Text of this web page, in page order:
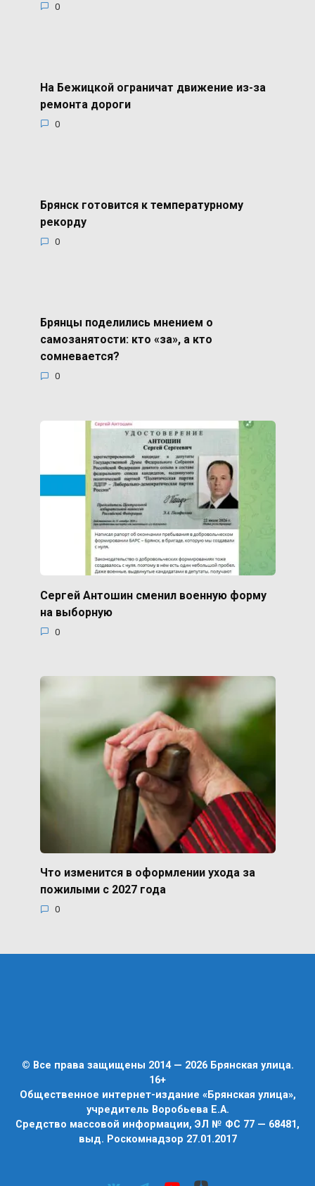
0
На Бежицкой ограничат движение из-за
ремонта дороги
0
Брянск готовится к температурному
рекорду
0
Брянцы поделились мнением о
самозанятости: кто «за», а кто
сомневается?
0
Сергей Антошин сменил военную форму
на выборную
0
Что изменится в оформлении ухода за
пожилыми с 2027 года
0
© Все права защищены 2014 — 2026 Брянская улица.
16+
Общественное интернет-издание «Брянская улица»,
учредитель Воробьева Е.А.
Средство массовой информации, ЭЛ № ФС 77 — 68481,
выд. Роскомнадзор 27.01.2017